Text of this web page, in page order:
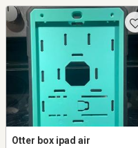
Otter box ipad air